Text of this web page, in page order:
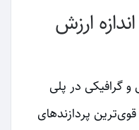
5 تا چه اندازه ارزش
گرافیکی در پلی
از قوی‌ترین پردازنده‍ای